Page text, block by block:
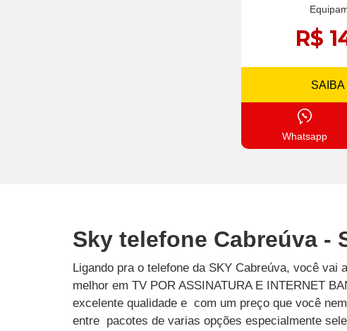
R$
SAIBA
Whatsapp
Sky telefone Cabreúva -
Ligando pra o telefone da SKY Cabreúva, você vai
melhor em TV POR ASSINATURA E INTERNET
excelente qualidade e com um preço que você
entre pacotes de varias opções especialmente